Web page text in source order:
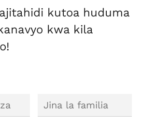
kutoa huduma
kwa kila